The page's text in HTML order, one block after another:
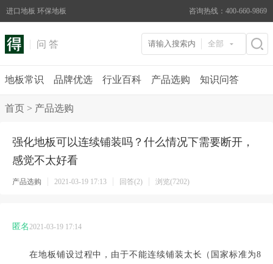
进口地板 环保地板 咨询热线：400-660-9869
问 答 全部
地板常识 品牌优选 行业百科 产品选购 知识问答
首页 > 产品选购
强化地板可以连续铺装吗？什么情况下需要断开，
感觉不太好看
产品选购 2021-03-19 17:13 回答(2) 浏览(7202)
匿名2021-03-19 17:14
在地板铺设过程中，由于不能连续铺装太长（国家标准为8